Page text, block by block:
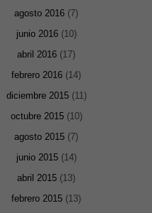
agosto 2016 (7)
junio 2016(10)
abril 2016 (17)
febrero 2016 (14)
diciembre 2015(11)
octubre 2015(10)
agosto 2015 (7)
junio 2015(14)
abril 2015 (13)
febrero 2015 (13)
base a cómo
web.
Experiencia
Para que
nuestra web
funcione lo
mejor posible
durante tu
visita. Si
rechaza estas
cookies,
algunas
funcionalidades
desaparecerán